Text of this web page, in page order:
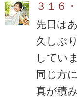
３１６
先日は
久しぶ
してい
同じ方
真が積